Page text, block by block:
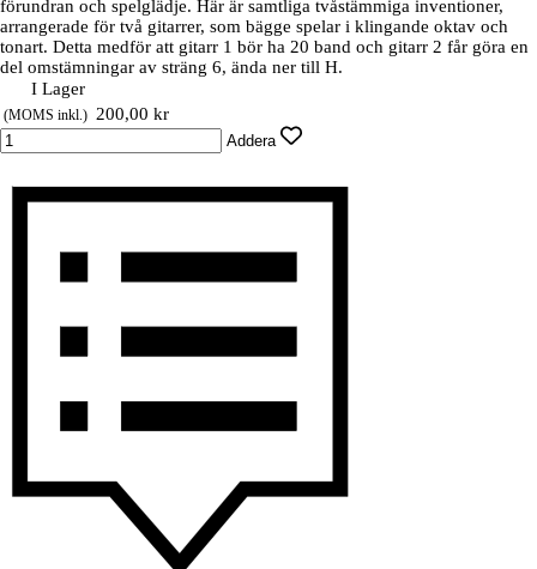
förundran och spelglädje. Här är samtliga tvåstämmiga inventioner,
arrangerade för två gitarrer, som bägge spelar i klingande oktav och
tonart. Detta medför att gitarr 1 bör ha 20 band och gitarr 2 får göra en
del omstämningar av sträng 6, ända ner till H.
I Lager
(MOMS inkl.) Pris utan rabatt
200,00 kr
Addera